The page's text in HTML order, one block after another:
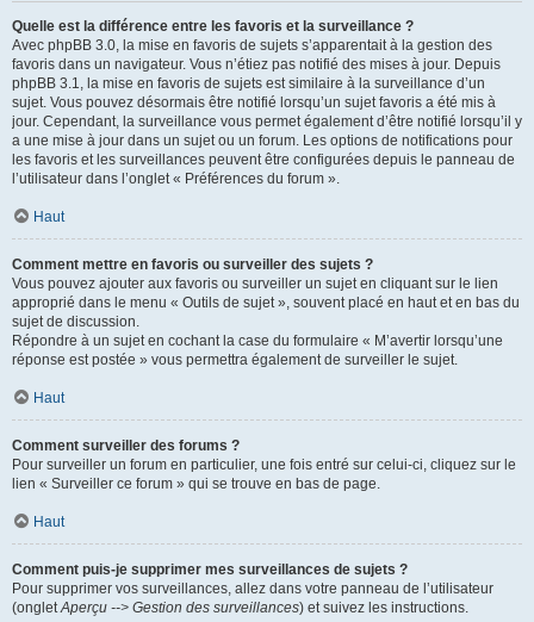
Quelle est la différence entre les favoris et la surveillance ?
Avec phpBB 3.0, la mise en favoris de sujets s’apparentait à la gestion des
favoris dans un navigateur. Vous n’étiez pas notifié des mises à jour. Depuis
phpBB 3.1, la mise en favoris de sujets est similaire à la surveillance d’un
sujet. Vous pouvez désormais être notifié lorsqu’un sujet favoris a été mis à
jour. Cependant, la surveillance vous permet également d’être notifié lorsqu’il y
a une mise à jour dans un sujet ou un forum. Les options de notifications pour
les favoris et les surveillances peuvent être configurées depuis le panneau de
l’utilisateur dans l’onglet « Préférences du forum ».
Haut
Comment mettre en favoris ou surveiller des sujets ?
Vous pouvez ajouter aux favoris ou surveiller un sujet en cliquant sur le lien
approprié dans le menu « Outils de sujet », souvent placé en haut et en bas du
sujet de discussion.
Répondre à un sujet en cochant la case du formulaire « M’avertir lorsqu’une
réponse est postée » vous permettra également de surveiller le sujet.
Haut
Comment surveiller des forums ?
Pour surveiller un forum en particulier, une fois entré sur celui-ci, cliquez sur le
lien « Surveiller ce forum » qui se trouve en bas de page.
Haut
Comment puis-je supprimer mes surveillances de sujets ?
Pour supprimer vos surveillances, allez dans votre panneau de l’utilisateur
(ongletAperçu --> Gestion des surveillances) et suivez les instructions.